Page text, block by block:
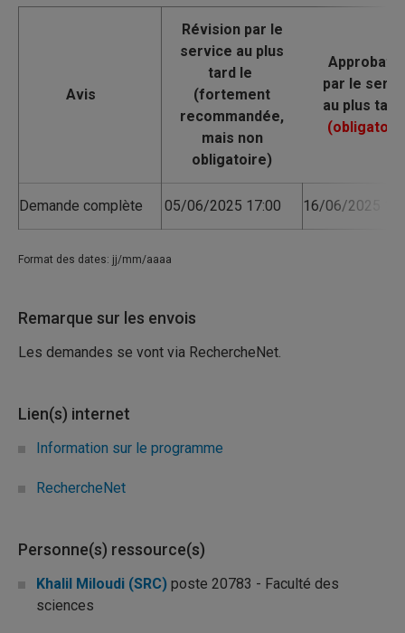
Avis
Demande complète 05/06/2025 17:00 16/06/2025
Format des dates: jj/mm/aaaa
Remarque sur les envois
Les demandes se vont via RechercheNet.
Lien(s) internet
Information sur le programme
RechercheNet
Personne(s) ressource(s)
Khalil Miloudi (SRC) poste 20783 - Faculté des
sciences